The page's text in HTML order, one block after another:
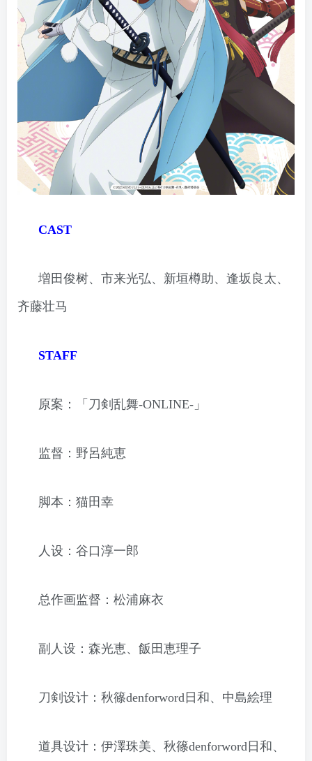
CAST
増田俊树、市来光弘、新垣樽助、逢坂良太、
齐藤壮马
STAFF
原案：「刀剣乱舞-ONLINE-」
监督：野呂純恵
脚本：猫田幸
人设：谷口淳一郎
总作画监督：松浦麻衣
副人设：森光恵、飯田恵理子
刀剣设计：秋篠denforword日和、中島絵理
道具设计：伊澤珠美、秋篠denforword日和、